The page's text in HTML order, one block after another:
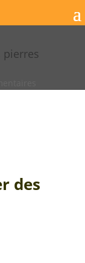
pierres
des